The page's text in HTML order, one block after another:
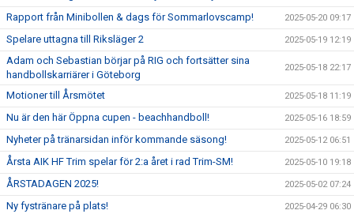
Rapport från Minibollen & dags för Sommarlovscamp! 2025-05-20 09:17
Spelare uttagna till Riksläger 2 2025-05-19 12:19
Adam och Sebastian börjar på RIG och fortsätter sina
handbollskarriärer i Göteborg
2025-05-18 22:17
Motioner till Årsmötet 2025-05-18 11:19
Nu är den här Öppna cupen - beachhandboll! 2025-05-16 18:59
Nyheter på tränarsidan inför kommande säsong! 2025-05-12 06:51
Årsta AIK HF Trim spelar för 2:a året i rad Trim-SM! 2025-05-10 19:18
ÅRSTADAGEN 2025! 2025-05-02 07:24
Ny fystränare på plats! 2025-04-29 06:30